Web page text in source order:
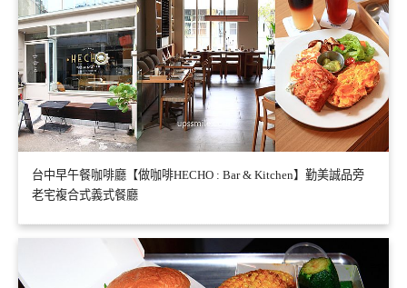
台中早午餐咖啡廳【做咖啡HECHO : Bar & Kitchen】勤美誠品旁
老宅複合式義式餐廳